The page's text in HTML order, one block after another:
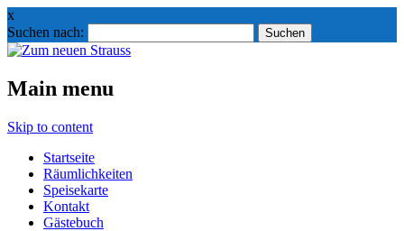
x
Suchen nach:
Main menu
Skip to content
Startseite
Räumlichkeiten
Speisekarte
Kontakt
Gästebuch